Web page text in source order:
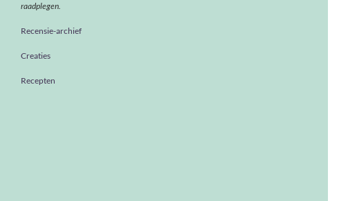
raadplegen.
Recensie-archief
Creaties
Recepten